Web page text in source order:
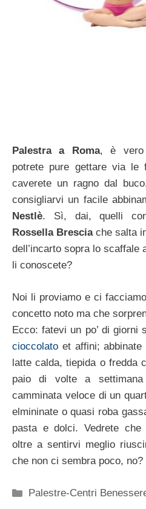
Palestra a Roma, è vero
potrete pure gettare via le
caverete un ragno dal
consigliarvi un facile
Nestlè. Sì, dai, quelli
Rossella Bresciache salta
dell’incarto sopra lo scaffale
li conoscete?
Noi li proviamo e ci
concetto noto ma che
Ecco: fatevi un po’ di giorni
cioccolato et affini;
latte calda, tiepida o fredda
paio di volte a settimana
camminata veloce di un
elmininate o quasi roba
pasta e dolci. Vedrete che
oltre a sentirvi meglio
che non ci sembra poco, no?
Categorie
Palestre-Centri